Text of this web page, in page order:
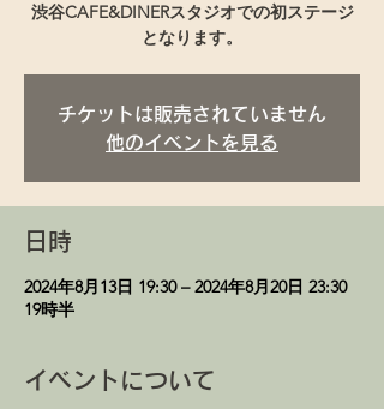
渋谷CAFE&DINERスタジオでの初ステージ
となります。
チケットは販売されていません
他のイベントを見る
日時
2024年8月13日 19:30 – 2024年8月20日 23:30
19時半
イベントについて